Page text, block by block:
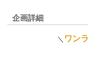
企画詳細
＼ ワン